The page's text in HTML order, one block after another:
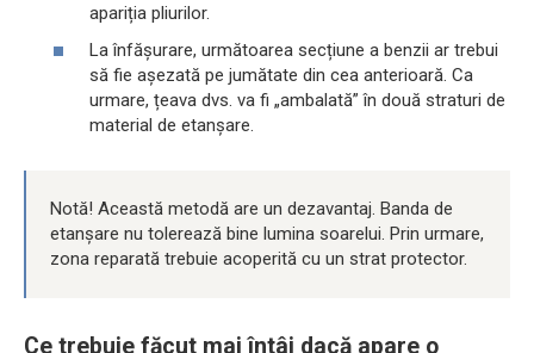
apariția pliurilor.
La înfășurare, următoarea secțiune a benzii ar trebui
să fie așezată pe jumătate din cea anterioară. Ca
urmare, țeava dvs. va fi „ambalată” în două straturi de
material de etanșare.
Notă! Această metodă are un dezavantaj. Banda de
etanșare nu tolerează bine lumina soarelui. Prin urmare,
zona reparată trebuie acoperită cu un strat protector.
Ce trebuie făcut mai întâi dacă apare o